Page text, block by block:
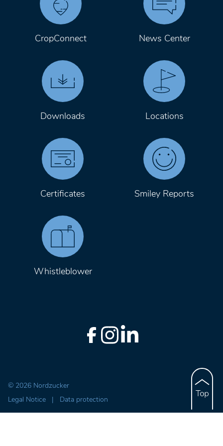
CropConnect News Center
Downloads Locations
Certificates Smiley Reports
Whistleblower
© 2026 Nordzucker
Legal Notice
| Data protection